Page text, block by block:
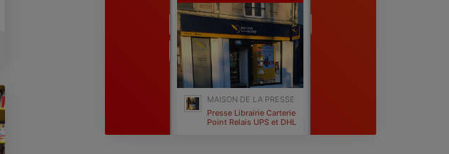
MAISON DE LA PRESSE
Presse Librairie Carterie
Point Relais UPS et DHL